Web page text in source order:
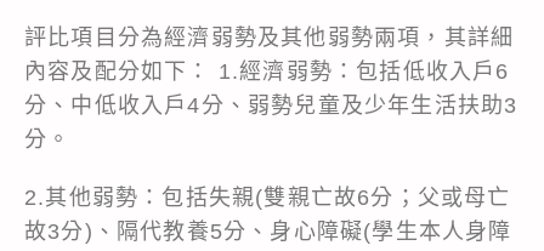
評比項目分為經濟弱勢及其他弱勢兩項，其詳細
內容及配分如下： 1.經濟弱勢：包括低收入戶6
分、中低收入戶4分、弱勢兒童及少年生活扶助3
分。
2.其他弱勢：包括失親(雙親亡故6分；父或母亡
故3分)、隔代教養5分、身心障礙(學生本人身障